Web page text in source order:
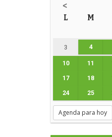
<
L M
3 4
10 11
17 18
24 25
Agenda para hoy